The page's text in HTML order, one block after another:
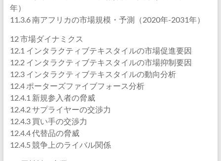
年）
11.3.6 南アフリカの市場規模・予測（2020年-2031年）
12 市場ダイナミクス
12.1 インタラクティブテキスタイルの市場促進要因
12.2 インタラクティブテキスタイルの市場抑制要因
12.3 インタラクティブテキスタイルの動向分析
12.4 ポーターズファイブフォース分析
12.4.1 新規参入者の脅威
12.4.2 サプライヤーの交渉力
12.4.3 買い手の交渉力
12.4.4 代替品の脅威
12.4.5 競争上のライバル関係